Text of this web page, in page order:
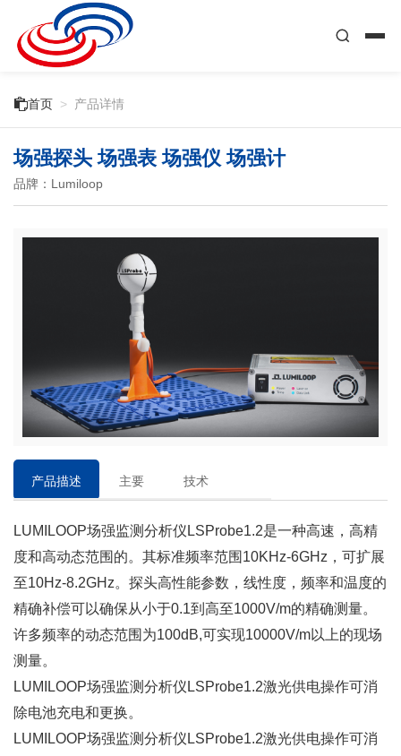
首页 > 产品详情
场强探头 场强表 场强仪 场强计
品牌：Lumiloop
产品描述
主要
技术
LUMILOOP场强监测分析仪LSProbe1.2是一种高速，高精
度和高动态范围的。其标准频率范围10KHz-6GHz，可扩展
至10Hz-8.2GHz。探头高性能参数，线性度，频率和温度的
精确补偿可以确保从小于0.1到高至1000V/m的精确测量。
许多频率的动态范围为100dB,可实现10000V/m以上的现场
测量。
LUMILOOP场强监测分析仪LSProbe1.2激光供电操作可消
除电池充电和更换。
LUMILOOP场强监测分析仪LSProbe1.2激光供电操作可消